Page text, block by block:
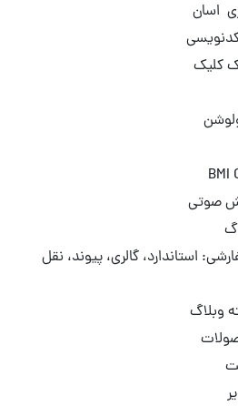
اسان
کلیک
صوتی
استاندارد، گالری، پیوند، نقل
وبلاگ